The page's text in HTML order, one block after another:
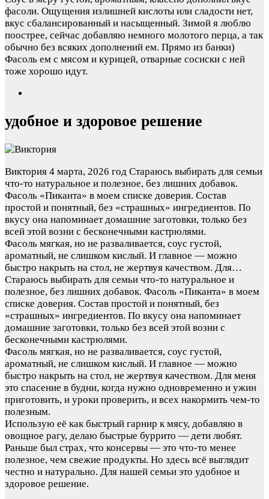
фасоли. Ощущения излишней кислоты или сладости нет,
вкус сбалансированный и насыщенный. Зимой я люблю
поострее, сейчас добавляю немного молотого перца, а так
обычно без всяких дополнений ем. Прямо из банки)
Фасоль ем с мясом и курицей, отварные сосиски с ней
тоже хорошо идут.
удобное и здоровое решение
Виктория 4 марта, 2026 год Стараюсь выбирать для семьи
что‑то натуральное и полезное, без лишних добавок.
Фасоль «Пиканта» в моем списке доверия. Состав
простой и понятный, без «страшных» ингредиентов. По
вкусу она напоминает домашние заготовки, только без
всей этой возни с бесконечными кастрюлями.
Фасоль мягкая, но не разваливается, соус густой,
ароматный, не слишком кислый. И главное — можно
быстро накрыть на стол, не жертвуя качеством. Для…
Стараюсь выбирать для семьи что‑то натуральное и
полезное, без лишних добавок. Фасоль «Пиканта» в моем
списке доверия. Состав простой и понятный, без
«страшных» ингредиентов. По вкусу она напоминает
домашние заготовки, только без всей этой возни с
бесконечными кастрюлями.
Фасоль мягкая, но не разваливается, соус густой,
ароматный, не слишком кислый. И главное — можно
быстро накрыть на стол, не жертвуя качеством. Для меня
это спасение в будни, когда нужно одновременно и ужин
приготовить, и уроки проверить, и всех накормить чем‑то
полезным.
Использую её как быстрый гарнир к мясу, добавляю в
овощное рагу, делаю быстрые буррито — дети любят.
Раньше был страх, что консервы — это что‑то менее
полезное, чем свежие продукты. Но здесь всё выглядит
честно и натурально. Для нашей семьи это удобное и
здоровое решение.